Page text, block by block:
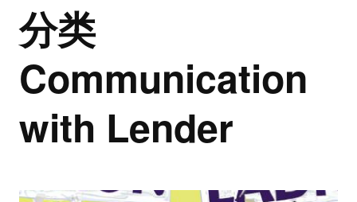
分类
Communication
with Lender